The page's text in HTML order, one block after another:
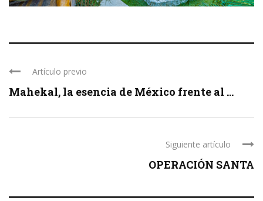
Artículo previo
Mahekal, la esencia de México frente al ...
Siguiente artículo
OPERACIÓN SANTA